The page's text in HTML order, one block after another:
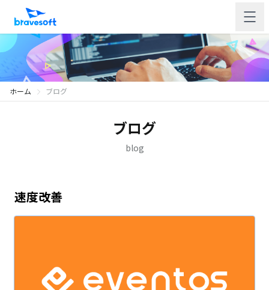
ホーム ブログ
ブログ
blog
速度改善